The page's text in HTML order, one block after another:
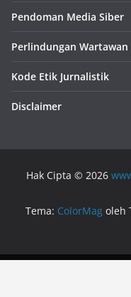
Pendoman Media Siber
Perlindungan Wartawan
Kode Etik Jurnalistik
Disclaimer
Hak Cipta © 2026
Tema: ColorMag oleh